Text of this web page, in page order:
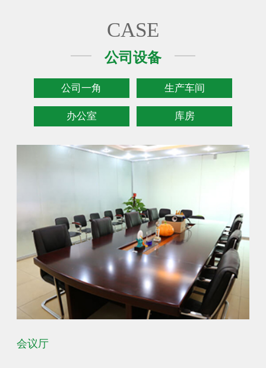
CASE
公司设备
公司一角 生产车间
办公室 库房
会议厅